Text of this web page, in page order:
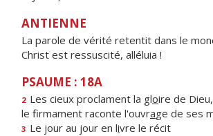
ANTIENNE
La parole de vérité retentit dans le
Christ est ressuscité, alléluia !
PSAUME : 18A
2 Les cieux proclament la gloire de Dieu,
le firmament raconte l'ouvrage de ses
3 Le jour au jour en livre le récit